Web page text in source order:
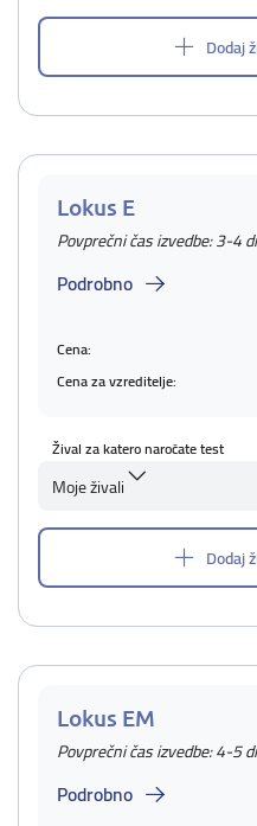
Dodaj
Lokus E
Povprečni čas izvedbe: 3-4
Podrobno
Cena:
Cena za vzreditelje:
Žival za katero naročate test
Moje živali
Dodaj
Lokus EM
Povprečni čas izvedbe: 4-5
Podrobno